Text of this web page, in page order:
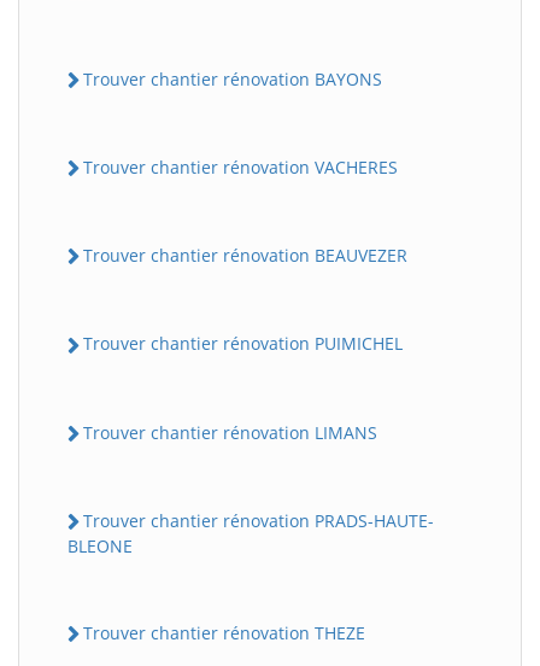
Trouver chantier rénovation BAYONS
Trouver chantier rénovation VACHERES
Trouver chantier rénovation BEAUVEZER
Trouver chantier rénovation PUIMICHEL
Trouver chantier rénovation LIMANS
Trouver chantier rénovation PRADS-HAUTE-
BLEONE
Trouver chantier rénovation THEZE